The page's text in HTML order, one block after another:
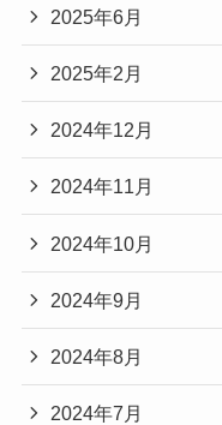
2025年6月
2025年2月
2024年12月
2024年11月
2024年10月
2024年9月
2024年8月
2024年7月